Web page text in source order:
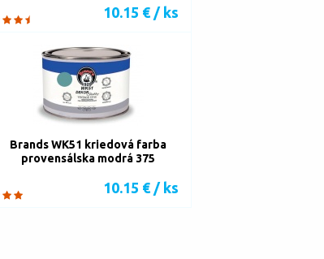
10.15 € / ks
Brands WK51 kriedová farba
provensálska modrá 375
10.15 € / ks